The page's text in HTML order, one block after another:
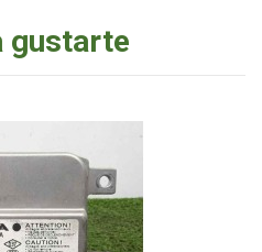
gustarte